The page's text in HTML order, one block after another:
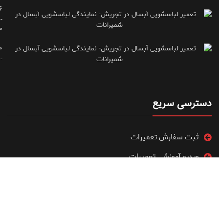
-
-
دسترسی سریع
ثبت سفارش تعمیرات
ویدیو آموزشی تعمیرات